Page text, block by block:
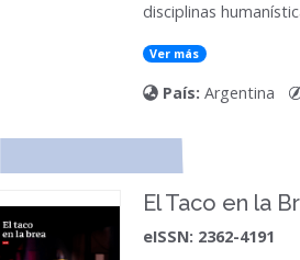
disciplinas
Ver más
País: Argentina
El Taco en la
eISSN: 2362-4191